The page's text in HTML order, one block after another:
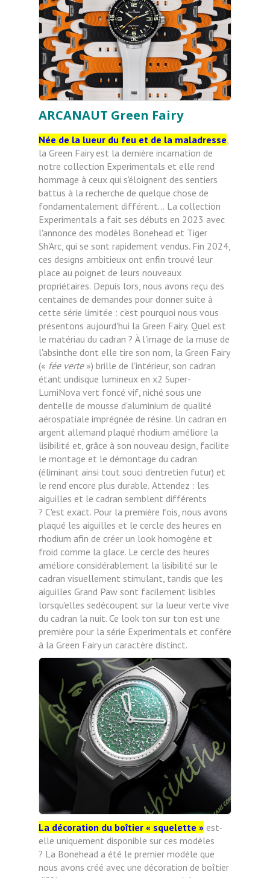
ARCANAUT Green Fairy
Née de la lueur du feu et de la maladresse,
la Green Fairy est la dernière incarnation de
notre collection Experimentals et elle rend
hommage à ceux qui s'éloignent des sentiers
battus à la recherche de quelque chose de
fondamentalement différent… La collection
Experimentals a fait ses débuts en 2023 avec
l'annonce des modèles Bonehead et Tiger
Sh'Arc, qui se sont rapidement vendus. Fin 2024,
ces designs ambitieux ont enfin trouvé leur
place au poignet de leurs nouveaux
propriétaires. Depuis lors, nous avons reçu des
centaines de demandes pour donner suite à
cette série limitée : c'est pourquoi nous vous
présentons aujourd'hui la Green Fairy. Quel est
le matériau du cadran ? À l'image de la muse de
l'absinthe dont elle tire son nom, la Green Fairy
(« fée verte») brille de l'intérieur, son cadran
étant undisque lumineux en x2 Super-
LumiNova vert foncé vif, niché sous une
dentelle de mousse d'aluminium de qualité
aérospatiale imprégnée de résine. Un cadran en
argent allemand plaqué rhodium améliore la
lisibilité et, grâce à son nouveau design, facilite
le montage et le démontage du cadran
(éliminant ainsi tout souci d'entretien futur) et
le rend encore plus durable. Attendez : les
aiguilles et le cadran semblent différents
? C'est exact. Pour la première fois, nous avons
plaqué les aiguilles et le cercle des heures en
rhodium afin de créer un look homogène et
froid comme la glace. Le cercle des heures
améliore considérablement la lisibilité sur le
cadran visuellement stimulant, tandis que les
aiguilles Grand Paw sont facilement lisibles
lorsqu'elles sedécoupent sur la lueur verte vive
du cadran la nuit. Ce look ton sur ton est une
première pour la série Experimentals et confère
à la Green Fairy un caractère distinct.
La décoration du boîtier « squelette » est-
elle uniquement disponible sur ces modèles
? La Bonehead a été le premier modèle que
nous avons créé avec une décoration de boîtier